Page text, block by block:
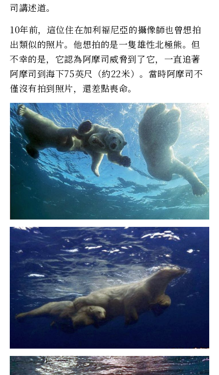
司講述道。
10年前，這位住在加利福尼亞的攝像師也曾想拍
出類似的照片。他想拍的是一隻雄性北極熊。但
不幸的是，它認為阿摩司威脅到了它，一直追著
阿摩司到海下75英尺（約22米）。當時阿摩司不
僅沒有拍到照片，還差點喪命。